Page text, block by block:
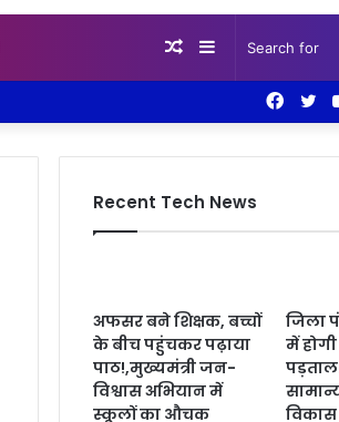
Sidebar
Random
Recent Tech News
अफसर बने शिक्षक, बच्चों
के बीच पहुंचकर पढ़ाया
पाठ!,मुख्यमंत्री जन-
विश्वास अभियान में
स्कूलों का औचक
जिला
में
विकास